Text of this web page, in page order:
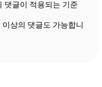
댓글이 적용되는 기준
상의 댓글도 가능합니